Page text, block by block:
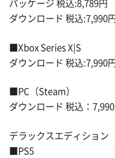
パッケージ 税込:8,789円
ダウンロード 税込:7,990円
■Xbox Series X|S
ダウンロード 税込:7,990
■PC（Steam）
ダウンロード 税込：7,990
デラックスエディション
■PS5